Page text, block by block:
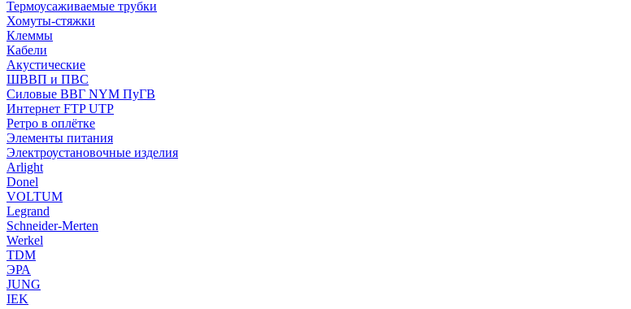
Термоусаживаемые трубки
Хомуты-стяжки
Клеммы
Кабели
Акустические
ШВВП и ПВС
Силовые ВВГ NYM ПуГВ
Интернет FTP UTP
Ретро в оплётке
Элементы питания
Электроустановочные изделия
Arlight
Donel
VOLTUM
Legrand
Schneider-Merten
Werkel
TDM
ЭРА
JUNG
IEK